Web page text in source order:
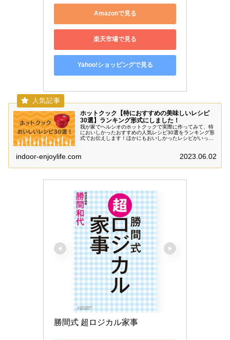
Amazonで見る
楽天市場で見る
Yahoo!ショッピングで見る
ホットクック【特におすすめの美味しいレシピ
30選】ランキング形式にしました！
我が家でヘルシオのホットクックで実際に作ってみて、特
においしかったおすすめの人気レシピ30選をランキング形
式でお伝えします！ほかにもおいしかったレシピがいっぱ
indoor-enjoylife.com 2023.06.02
勝間式 超ロジカル家事